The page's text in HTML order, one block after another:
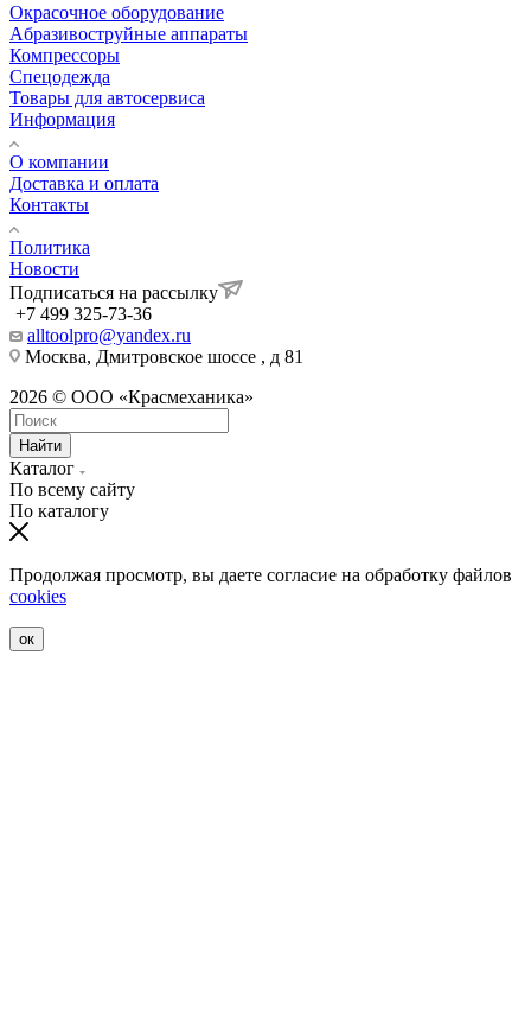
Окрасочное оборудование
Aбразивоструйные аппараты
Компрессоры
Спецодежда
Товары для автосервиса
Информация
О компании
Доставка и оплата
Контакты
Политика
Новости
Подписаться на рассылку
+7 499 325-73-36
alltoolpro@yandex.ru
Москва, Дмитровское шоссе , д 81
2026 © ООО «Красмеханика»
Найти
Каталог
По всему сайту
По каталогу
Продолжая просмотр, вы даете согласие на обработку файлов
cookies
ок